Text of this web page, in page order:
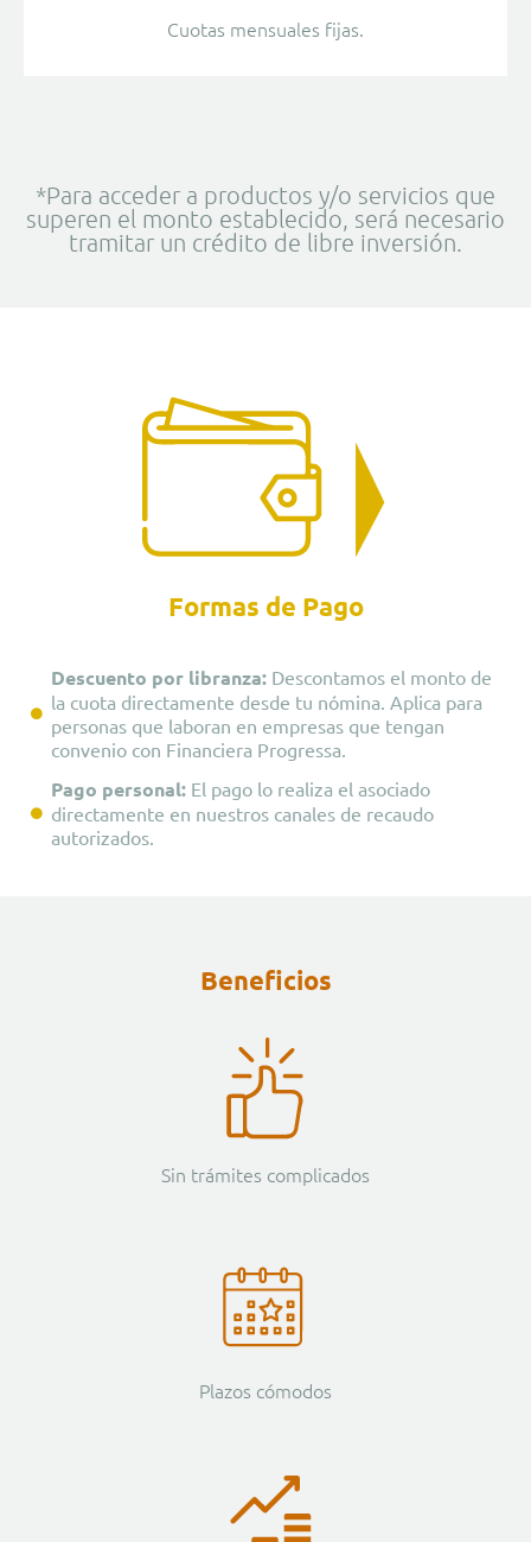
Cuotas mensuales fijas.
*Para acceder a productos y/o servicios que
superen el monto establecido, será necesario
tramitar un crédito de libre inversión.
Formas de Pago
Descuento por libranza: Descontamos el monto de
la cuota directamente desde tu nómina. Aplica para
personas que laboran en empresas que tengan
convenio con Financiera Progressa.
Pago personal:El pago lo realiza el asociado
directamente en nuestros canales de recaudo
autorizados.
Beneficios
Sin trámites complicados
Plazos cómodos